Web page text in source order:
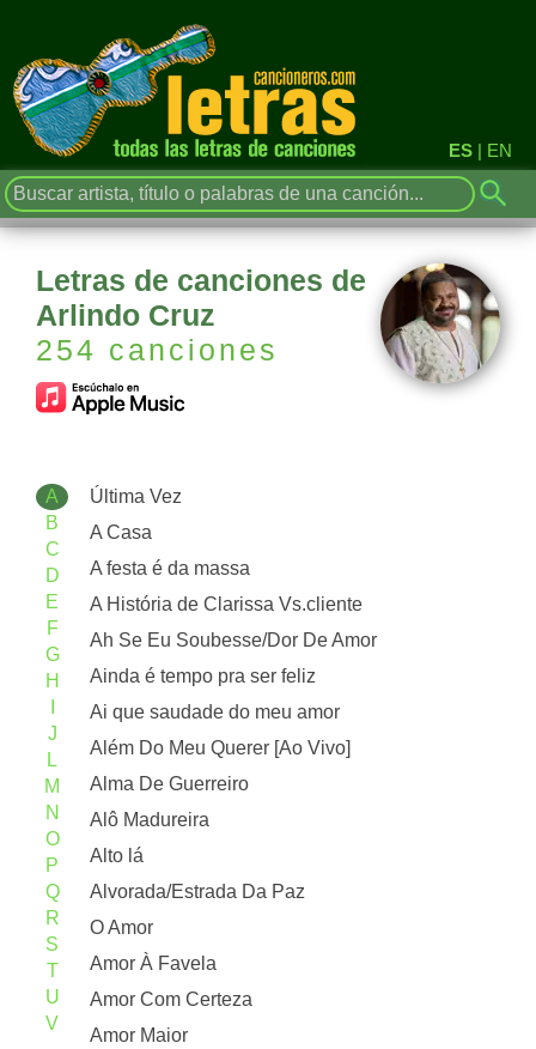
ES | EN
Letras de canciones de
Arlindo Cruz
254 canciones
A
B
C
D
E
F
G
H
J
L
M
N
O
P
Q
R
S
T
U
V
Última Vez
A Casa
A festa é da massa
A História de Clarissa Vs.cliente
Ah Se Eu Soubesse/Dor De Amor
Ainda é tempo pra ser feliz
Ai que saudade do meu amor
Além Do Meu Querer [Ao Vivo]
Alma De Guerreiro
Alô Madureira
Alto lá
Alvorada/Estrada Da Paz
O Amor
Amor À Favela
Amor Com Certeza
Amor Maior